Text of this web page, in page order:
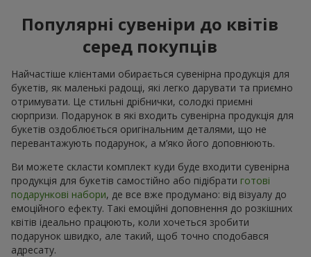
Популярні сувеніри до квітів
серед покупців
Найчастіше клієнтами обирається сувенірна продукція для
букетів, як маленькі радощі, які легко дарувати та приємно
отримувати. Це стильні дрібнички, солодкі приємні
сюрпризи. Подарунок в які входить сувенірна продукція для
букетів оздоблюється оригінальним деталями, що не
перевантажують подарунок, а м’яко його доповнюють.
Ви можете скласти комплект куди буде входити сувенірна
продукція для букетів самостійно або підібрати готові
подарункові набори, де все вже продумано: від візуалу до
емоційного ефекту. Такі емоційні доповнення до розкішних
квітів ідеально працюють, коли хочеться зробити
подарунок швидко, але такий, щоб точно сподобався
адресату.